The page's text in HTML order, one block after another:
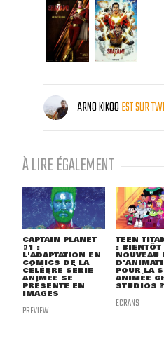
ARNO KIKOOEST SUR
À LIRE ÉGALEMENT
CAPTAIN PLANET
#1 :
L'ADAPTATION EN
COMICS DE LA
CÉLÈBRE SÉRIE
ANIMÉE SE
PRÉSENTE EN
IMAGES
PREVIEW
TEEN
: BIENTÔT
NOUVEAU
POUR LA
ANIMÉE
STUDIOS ?
ECRANS